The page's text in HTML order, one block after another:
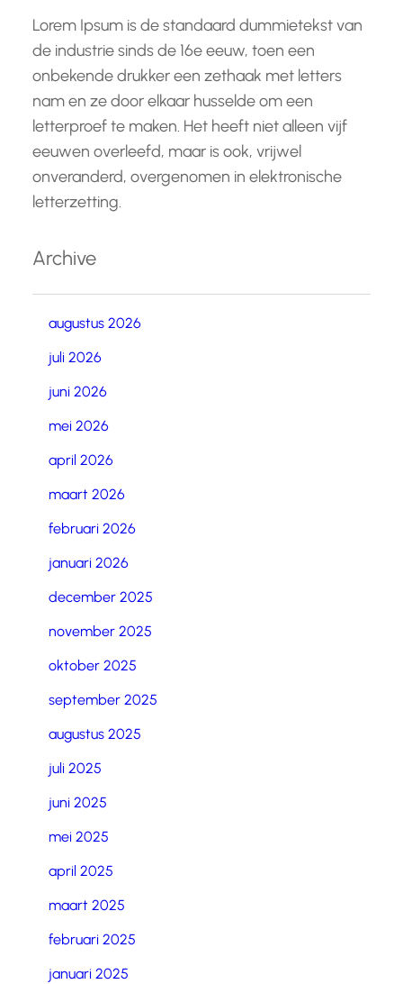
Lorem Ipsum is de standaard dummietekst van
de industrie sinds de 16e eeuw, toen een
onbekende drukker een zethaak met letters
nam en ze door elkaar husselde om een
letterproef te maken. Het heeft niet alleen vijf
eeuwen overleefd, maar is ook, vrijwel
onveranderd, overgenomen in elektronische
letterzetting.
Archive
augustus 2026
juli 2026
juni 2026
mei 2026
april 2026
maart 2026
februari 2026
januari 2026
december 2025
november 2025
oktober 2025
september 2025
augustus 2025
juli 2025
juni 2025
mei 2025
april 2025
maart 2025
februari 2025
januari 2025